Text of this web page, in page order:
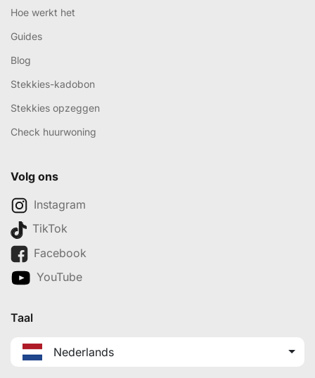
Hoe werkt het
Guides
Blog
Stekkies-kadobon
Stekkies opzeggen
Check huurwoning
Volg ons
Instagram
TikTok
Facebook
YouTube
Taal
Nederlands